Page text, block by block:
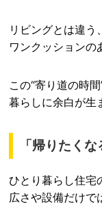
リビングとは違う、
ワンクッションの
この“寄り道の時間
暮らしに余白が生
「帰りたく
ひとり暮らし住宅
広さや設備だけで